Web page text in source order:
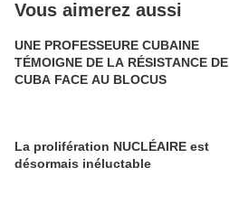
Vous aimerez aussi
UNE PROFESSEURE CUBAINE
TÉMOIGNE DE LA RÉSISTANCE DE
CUBA FACE AU BLOCUS
La prolifération NUCLÉAIRE est
désormais inéluctable